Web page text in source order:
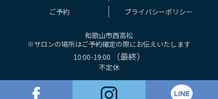
ご予約
プライバシーポリシー
和歌山市西高松
※サロンの場所はご予約確定の際にお伝えいたします
10:00-19:00
（最終）
不定休